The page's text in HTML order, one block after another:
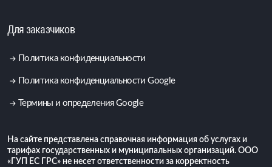
Для заказчиков
Политика конфиденциальности
Политика конфиденциальности Google
Термины и определения Google
На сайте представлена справочная информация об услугах и
тарифах государственных и муниципальных организаций. ООО
«ГУП ЕС ГРС» не несет ответственности за корректность